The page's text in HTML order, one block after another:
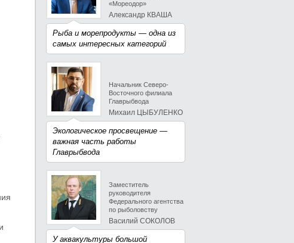
«Мореодор»
Александр КВАША
Рыба и морепродукты — одна из
самых интересных категорий
Начальник Северо-
Восточного филиала
Главрыбвода
Михаил ЦЫБУЛЕНКО
Экологическое просвещение —
важная часть работы
Главрыбвода
Заместитель
руководителя
Федерального агентства
по рыболовству
Василий СОКОЛОВ
У аквакультуры большой